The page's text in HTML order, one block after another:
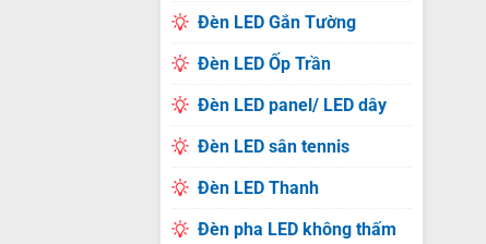
Đèn LED Gắn Tường
Đèn LED Ốp Trần
Đèn LED panel/ LED dây
Đèn LED sân tennis
Đèn LED Thanh
Đèn pha LED không thấm